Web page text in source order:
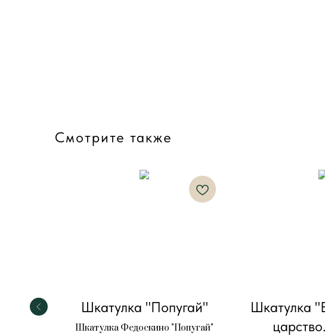
Смотрите также
день" Шкатулка "Попугай"
Шкатулка Федоскино "Попугай"
Шкатулка